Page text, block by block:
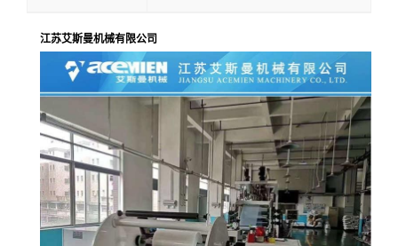
江苏艾斯曼机械有限公司